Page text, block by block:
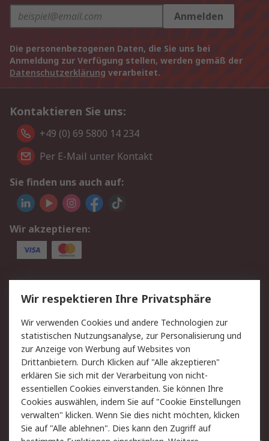
Anmelden
Die personenbezogenen Daten, die Sie uns bei
Anmeldung zur Verfügung stellen, werden gemäß der
Datenschutzerklärung verarbeitet.
Kontaktieren Sie uns:
+49 (0) 69 5800 14 234
Per E-Mail unter Kontakt
Sie finden uns auch auf:
Wir akzeptieren:
Service
Value Added Services
Lieferlösungen
Rücksendungen
Kontakt
Hilfe
Privatkunden
Rechtliches
AGB
Datenschutz
Cookie-Richtlinie
Zahlungsbedingungen
Copyright/Impressum
Entsorgung
Wir respektieren Ihre Privatsphäre
Wir verwenden Cookies und andere Technologien zur
statistischen Nutzungsanalyse, zur Personalisierung und
zur Anzeige von Werbung auf Websites von
Drittanbietern. Durch Klicken auf "Alle akzeptieren"
erklären Sie sich mit der Verarbeitung von nicht-
essentiellen Cookies einverstanden. Sie können Ihre
Cookies auswählen, indem Sie auf "Cookie Einstellungen
verwalten" klicken. Wenn Sie dies nicht möchten, klicken
Sie auf "Alle ablehnen". Dies kann den Zugriff auf